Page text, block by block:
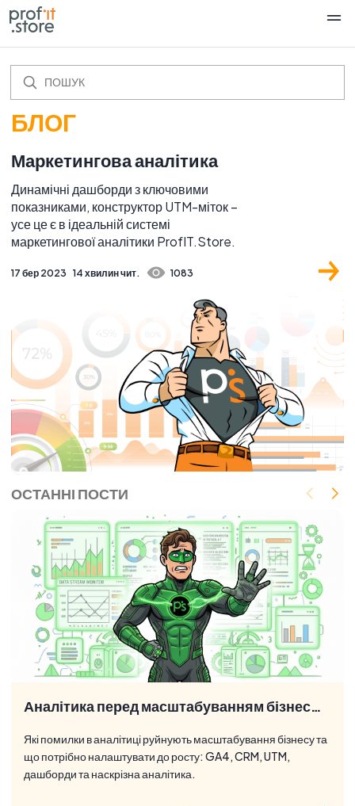
БЛОГ
Маркетингова аналітика
Динамічні дашборди з ключовими
показниками, конструктор UTM-міток –
усе це є в ідеальній системі
маркетингової аналітики ProfIT.Store.
17 бер 2023 14 хвилин чит. 1083
ОСТАННІ ПОСТИ
Аналітика перед масштабуванням бізнесу: що перевірити
Які помилки в аналітиці руйнують масштабування бізнесу та
що потрібно налаштувати до росту: GA4, CRM, UTM,
дашборди та наскрізна аналітика.